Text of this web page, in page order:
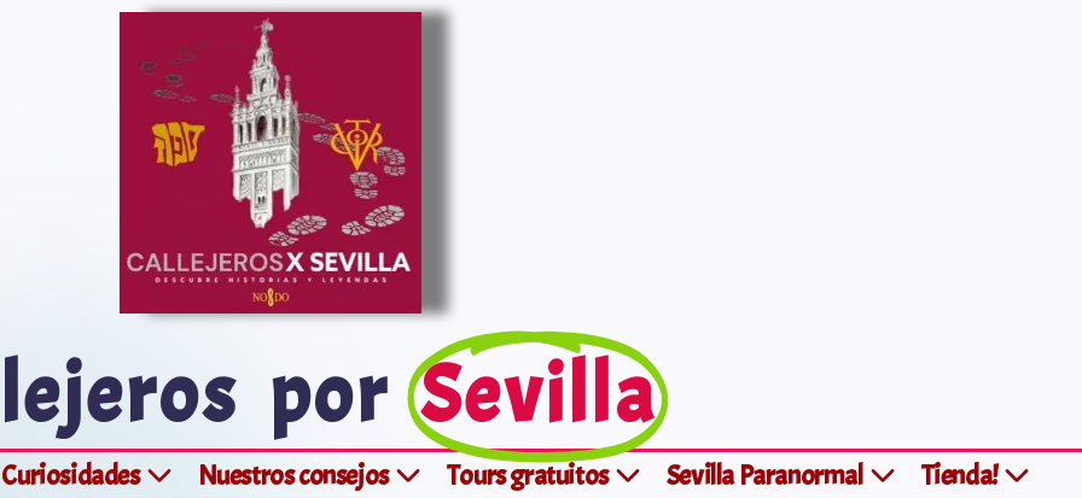
por Sevilla
Curiosidades Nuestros consejos Tours gratuitos Sevilla Paranormal Tienda!